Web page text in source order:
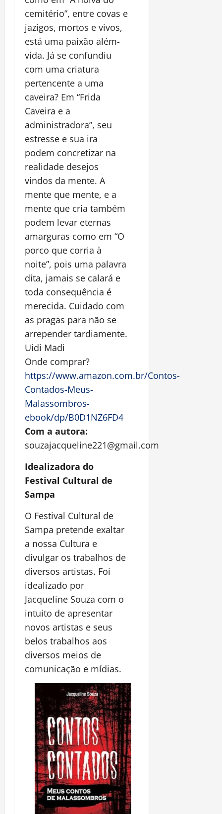
cemitério”, entre covas e
jazigos, mortos e vivos,
está uma paixão além-
vida. Já se confundiu
com uma criatura
pertencente a uma
caveira? Em “Frida
Caveira e a
administradora”, seu
estresse e sua ira
podem concretizar na
realidade desejos
vindos da mente. A
mente que mente, e a
mente que cria também
podem levar eternas
amarguras como em “O
porco que corria à
noite”, pois uma palavra
dita, jamais se calará e
toda consequência é
merecida. Cuidado com
as pragas para não se
arrepender tardiamente.
Uidi Madi
Onde comprar?
https://www.amazon.com.br/Contos-
Contados-Meus-
Malassombros-
ebook/dp/B0D1NZ6FD4
Com a autora:
souzajacqueline221@gmail.com
Idealizadora do
Festival Cultural de
Sampa
O Festival Cultural de
Sampa pretende exaltar
a nossa Cultura e
divulgar os trabalhos de
diversos artistas. Foi
idealizado por
Jacqueline Souza com o
intuito de apresentar
novos artistas e seus
belos trabalhos aos
diversos meios de
comunicação e mídias.